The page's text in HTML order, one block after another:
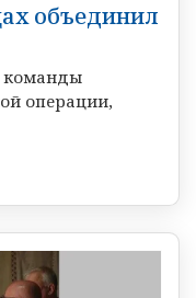
объединил
команды
операции,